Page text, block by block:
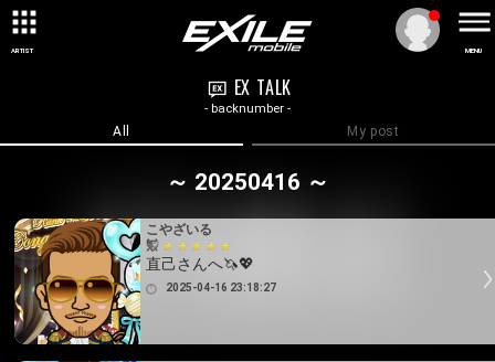
ARTIST MENU
EX TALK
- backnumber -
All My post
～ 20250416 ～
こやざいる
直己さんへ🦄💖
2025-04-16 23:18:27